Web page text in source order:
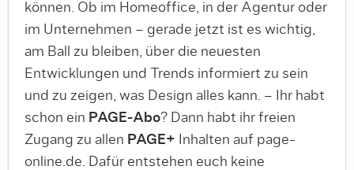
können. Ob im Homeoffice, in der Agentur oder
im Unternehmen – gerade jetzt ist es wichtig,
am Ball zu bleiben, über die neuesten
Entwicklungen und Trends informiert zu sein
und zu zeigen, was Design alles kann. – Ihr habt
schon ein PAGE-Abo? Dann habt ihr freien
Zugang zu allen PAGE+
Inhalten auf page-
online.de. Dafür entstehen euch keine